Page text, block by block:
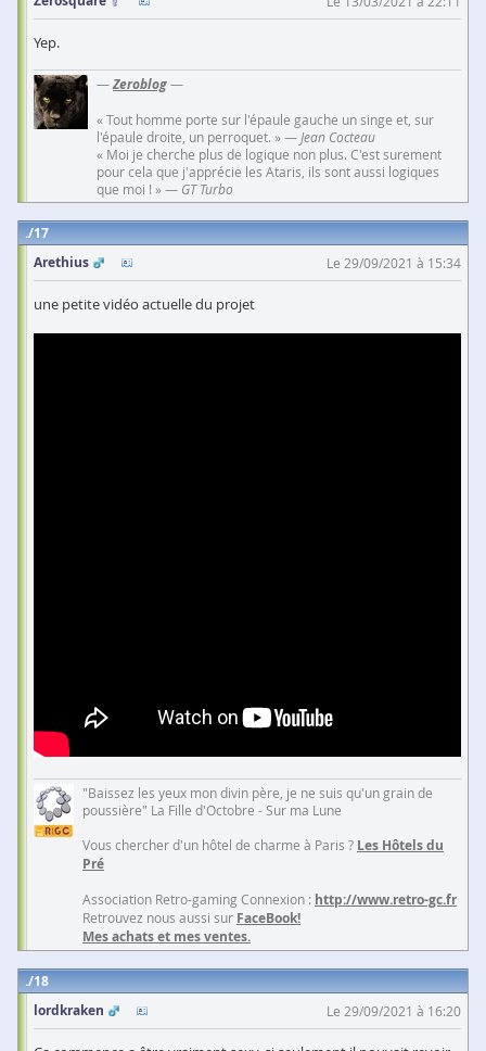
Yep.
—Zeroblog—
« Tout homme porte sur l'épaule gauche un singe et, sur
l'épaule droite, un perroquet. » — Jean Cocteau
« Moi je cherche plus de logique non plus. C'est surement
pour cela que j'apprécie les Ataris, ils sont aussi logiques
que moi ! » — GT Turbo
17
Arethius
Le 29/09/2021 à 15:34
une petite vidéo actuelle du projet
"Baissez les yeux mon divin père, je ne suis qu'un grain de
poussière" La Fille d'Octobre - Sur ma Lune
Vous chercher d'un hôtel de charme à Paris ? Les Hôtels du
Pré
Association Retro-gaming Connexion : http://www.retro-gc.fr
Retrouvez nous aussi sur FaceBook!
Mes achats et mes ventes.
18
lordkraken
Le 29/09/2021 à 16:20